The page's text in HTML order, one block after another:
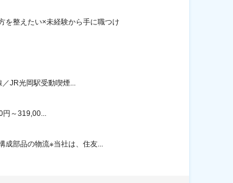
を整えたい×未経験から手に職つけ
JR光岡駅受動喫煙...
～319,00...
部品の物流※当社は、住友...